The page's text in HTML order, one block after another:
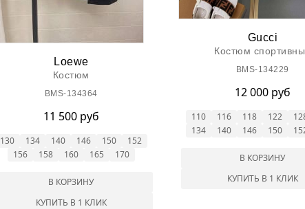
Loewe
Костюм
BMS-134364
11 500 руб
130 134 140 146 150
152
156
158 160 165 170
В КОРЗИНУ
КУПИТЬ В 1 КЛИК
Gucci
Костюм
BMS-134229
12 000 руб
110 116 118 122
134
140 146 150
В КОРЗИНУ
КУПИТЬ В 1 КЛИК